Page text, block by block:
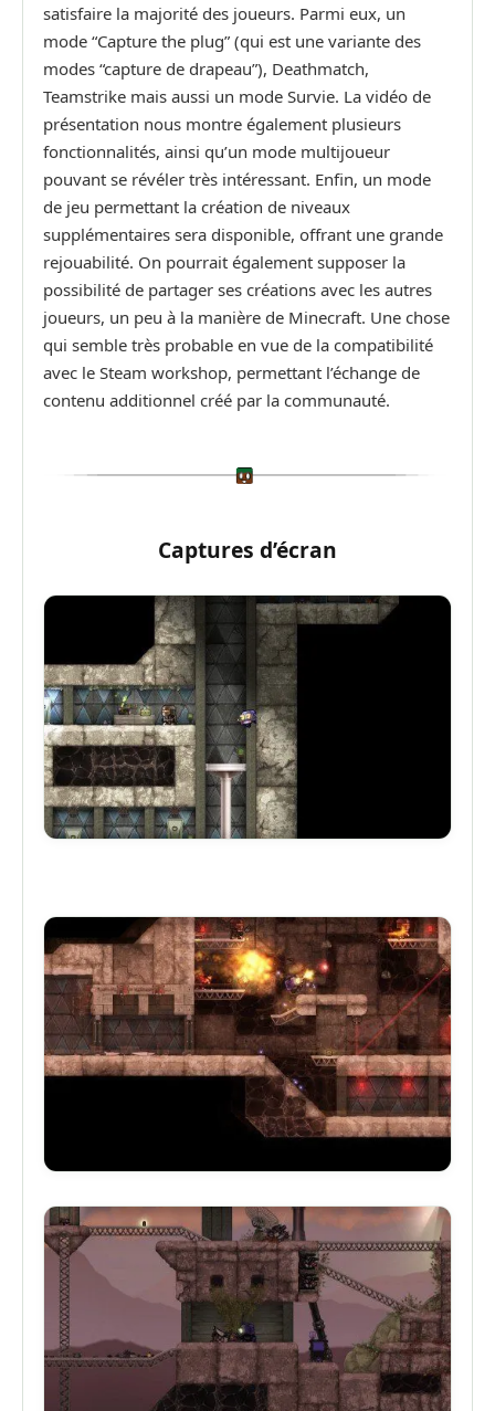
satisfaire la majorité des joueurs. Parmi eux, un
mode “Capture the plug” (qui est une variante des
modes “capture de drapeau”), Deathmatch,
Teamstrike mais aussi un mode Survie. La vidéo de
présentation nous montre également plusieurs
fonctionnalités, ainsi qu’un mode multijoueur
pouvant se révéler très intéressant. Enfin, un mode
de jeu permettant la création de niveaux
supplémentaires sera disponible, offrant une grande
rejouabilité. On pourrait également supposer la
possibilité de partager ses créations avec les autres
joueurs, un peu à la manière de Minecraft. Une chose
qui semble très probable en vue de la compatibilité
avec le Steam workshop, permettant l’échange de
contenu additionnel créé par la communauté.
Captures d’écran